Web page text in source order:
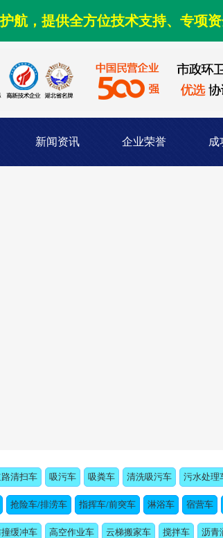
航，提供全方位技术支持、专项
新闻资讯 企业荣誉 成
清扫车 吸污车 吸粪车 清洗吸污车 污水处理
抢险车/排涝车 指挥车/前突车 淋浴车 宿营车
撞缓冲车 高空作业车 云梯搬家车 搅拌车 沥青